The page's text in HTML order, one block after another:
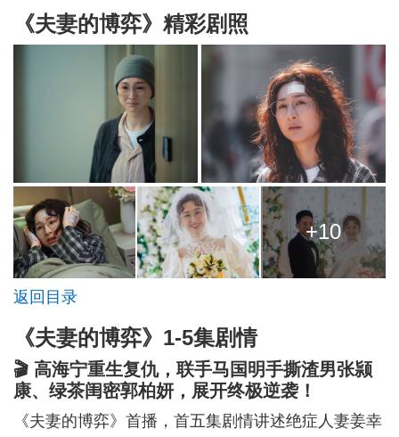
《夫妻的博弈》精彩剧照
+10
返回目录
《夫妻的博弈》1-5集剧情
🎬 高海宁重生复仇，联手马国明手撕渣男张颕
康、绿茶闺密郭柏妍，展开终极逆袭！
《夫妻的博弈》首播，首五集剧情讲述绝症人妻姜幸